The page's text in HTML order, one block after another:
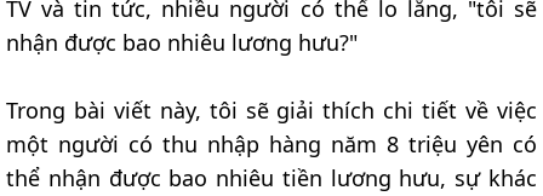
TV và tin tức, nhiều người có thể lo lắng, "tôi sẽ
nhận được bao nhiêu lương hưu?"
Trong bài viết này, tôi sẽ giải thích chi tiết về việc
một người có thu nhập hàng năm 8 triệu yên có
thể nhận được bao nhiêu tiền lương hưu, sự khác